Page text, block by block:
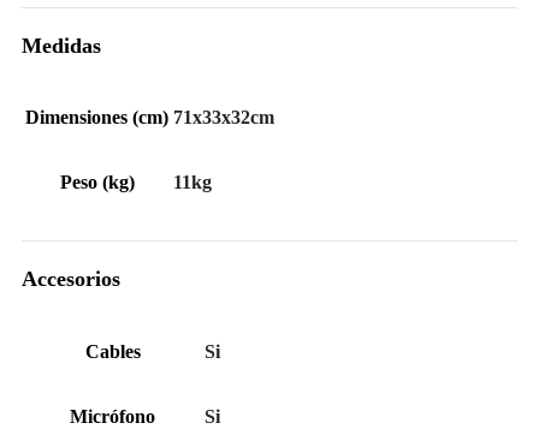
Medidas
Dimensiones (cm) 71x33x32cm
Peso (kg) 11kg
Accesorios
Cables Si
Micrófono Si